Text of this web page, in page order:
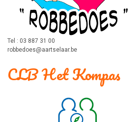
Tel : 03 887 31 00
robbedoes@aartselaar.be
CLB Het Kompas